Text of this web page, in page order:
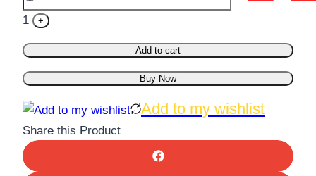
1 +
Add to cart
Buy Now
Add to my wishlist
Share this Product